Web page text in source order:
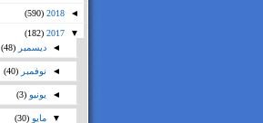
◄
2018
(590)
▼
2017
(182)
◄ ديسمبر (48)
◄ نوفمبر (40)
◄ يونيو (3)
▼ مايو (30)